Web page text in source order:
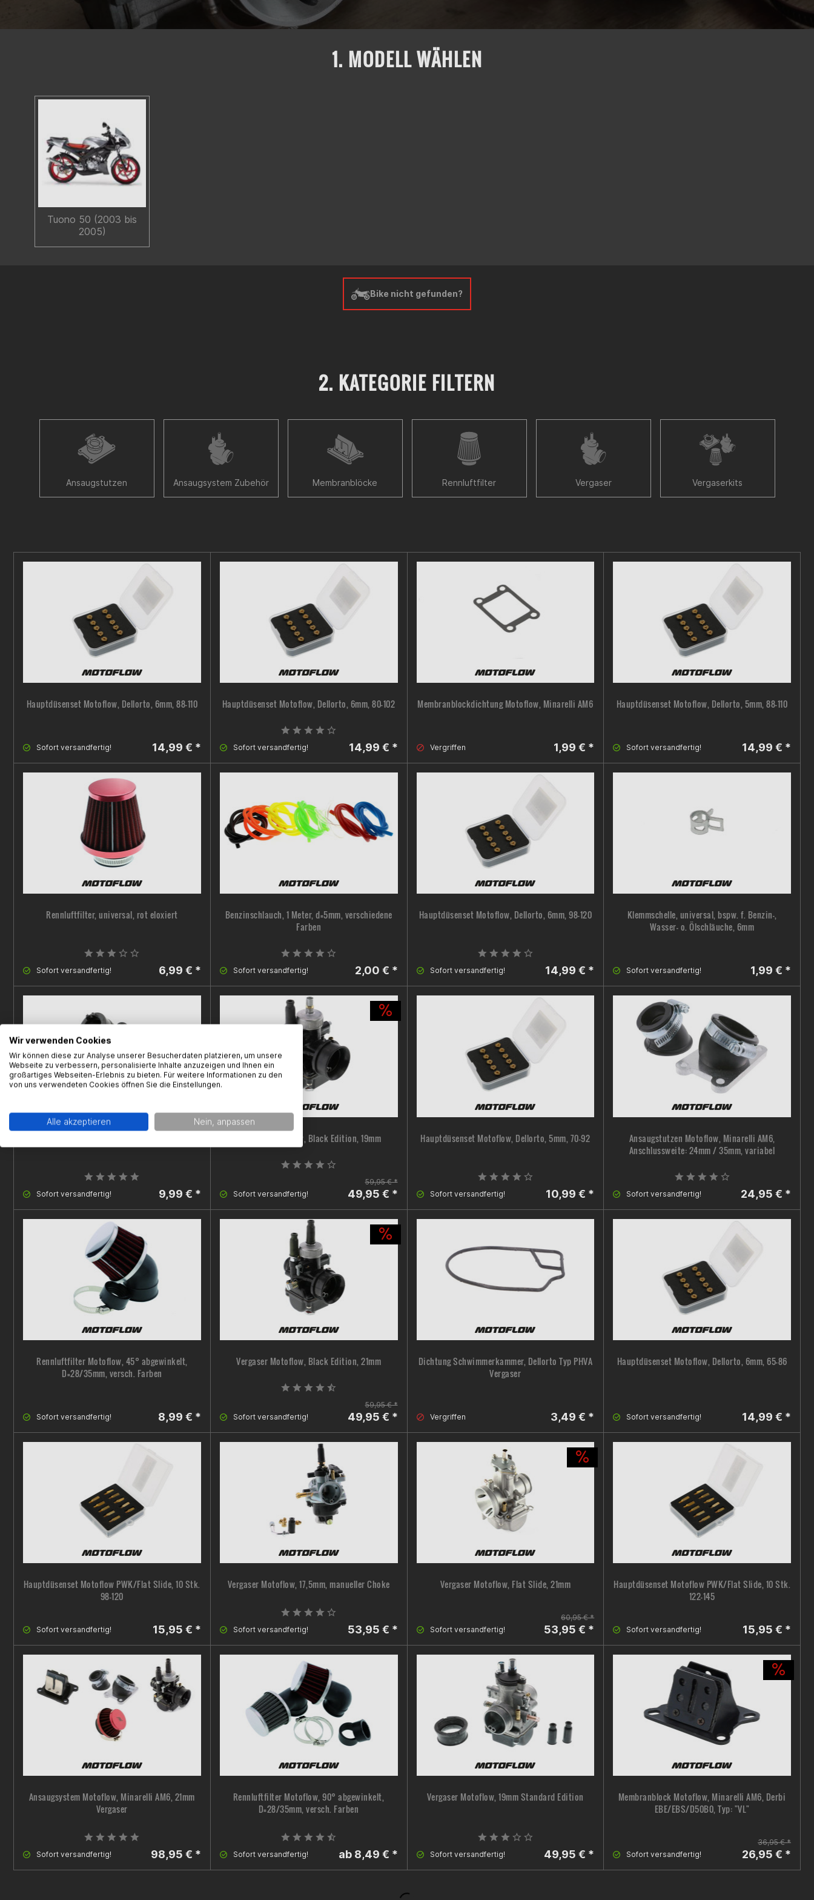
1. MODELL WÄHLEN
Tuono 50 (2003 bis
2005)
Bike nicht gefunden?
2. KATEGORIE FILTERN
Ansaugstutzen Ansaugsystem Zubehör Membranblöcke Rennluftfilter Vergaser Vergaserkits
Hauptdüsenset Motoflow, Dellorto, 6mm, 88-110
Sofort versandfertig! 14,99 € *
Hauptdüsenset Motoflow, Dellorto, 6mm, 80-102
Sofort versandfertig! 14,99 € *
Membranblockdichtung Motoflow, Minarelli AM6
Vergriffen 1,99 € *
Hauptdüsenset Motoflow, Dellorto, 5mm, 88-110
Sofort versandfertig! 14,99 € *
Rennluftfilter, universal, rot eloxiert
Sofort versandfertig! 6,99 € *
Benzinschlauch, 1 Meter, d=5mm, verschiedene
Farben
Sofort versandfertig! 2,00 € *
Hauptdüsenset Motoflow, Dellorto, 6mm, 98-120
Sofort versandfertig! 14,99 € *
Klemmschelle, universal, bspw. f. Benzin-,
Wasser- o. Ölschläuche, 6mm
Sofort versandfertig! 1,99 € *
Sofort versandfertig! 9,99 € *
Vergaser Motoflow, Black Edition, 19mm
Sofort versandfertig!
59,95 € *
49,95 € *
Hauptdüsenset Motoflow, Dellorto, 5mm, 70-92
Sofort versandfertig! 10,99 € *
Ansaugstutzen Motoflow, Minarelli AM6,
Anschlussweite: 24mm / 35mm, variabel
Sofort versandfertig! 24,95 € *
Rennluftfilter Motoflow, 45° abgewinkelt,
D=28/35mm, versch. Farben
Sofort versandfertig! 8,99 € *
Vergaser Motoflow, Black Edition, 21mm
Sofort versandfertig!
59,95 € *
49,95 € *
Dichtung Schwimmerkammer, Dellorto Typ PHVA
Vergaser
Vergriffen 3,49 € *
Hauptdüsenset Motoflow, Dellorto, 6mm, 65-86
Sofort versandfertig! 14,99 € *
Hauptdüsenset Motoflow PWK/Flat Slide, 10 Stk.
98-120
Sofort versandfertig! 15,95 € *
Vergaser Motoflow, 17,5mm, manueller Choke
Sofort versandfertig! 53,95 € *
Vergaser Motoflow, Flat Slide, 21mm
Sofort versandfertig!
60,95 € *
53,95 € *
Hauptdüsenset Motoflow PWK/Flat Slide, 10 Stk.
122-145
Sofort versandfertig! 15,95 € *
Ansaugsystem Motoflow, Minarelli AM6, 21mm
Vergaser
Sofort versandfertig! 98,95 € *
Rennluftfilter Motoflow, 90° abgewinkelt,
D=28/35mm, versch. Farben
Sofort versandfertig! ab 8,49 € *
Vergaser Motoflow, 19mm Standard Edition
Sofort versandfertig! 49,95 € *
Membranblock Motoflow, Minarelli AM6, Derbi
EBE/EBS/D50B0, Typ: "VL"
Sofort versandfertig!
36,95 € *
26,95 € *
Wir verwenden Cookies
Wir können diese zur Analyse unserer Besucherdaten platzieren, um unsere
Webseite zu verbessern, personalisierte Inhalte anzuzeigen und Ihnen ein
großartiges Webseiten-Erlebnis zu bieten. Für weitere Informationen zu den
von uns verwendeten Cookies öffnen Sie die Einstellungen.
Alle akzeptieren Nein, anpassen